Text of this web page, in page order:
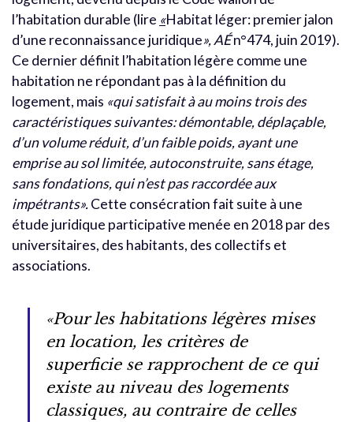
l’habitation durable (lire «Habitat léger: premier jalon
d’une reconnaissance juridique», AÉn°474, juin 2019).
Ce dernier définit l’habitation légère comme une
habitation ne répondant pas à la définition du
logement, mais «qui satisfait à au moins trois des
caractéristiques suivantes: démontable, déplaçable,
d’un volume réduit, d’un faible poids, ayant une
emprise au sol limitée, autoconstruite, sans étage,
sans fondations, qui n’est pas raccordée aux
impétrants».Cette consécration fait suite à une
étude juridique participative menée en 2018 par des
universitaires, des habitants, des collectifs et
associations.
«Pour les habitations légères mises
en location, les critères de
superficie se rapprochent de ce qui
existe au niveau des logements
classiques, au contraire de celles